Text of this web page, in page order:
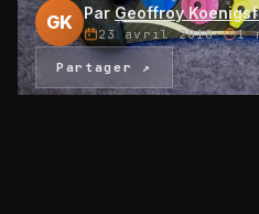
GK Par Geoffroy
23 avril 2018· 1
Partager ↗